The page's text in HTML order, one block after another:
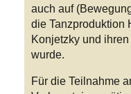
auch auf
die Tanzproduktion
Konjetzky und
wurde.
Für die Teilnahme